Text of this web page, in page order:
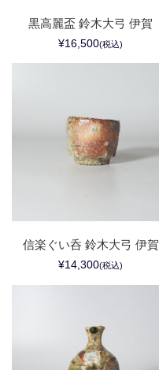
黒高麗盃 鈴木大弓 伊賀
¥16,500(税込)
信楽ぐい呑 鈴木大弓 伊賀
¥14,300(税込)